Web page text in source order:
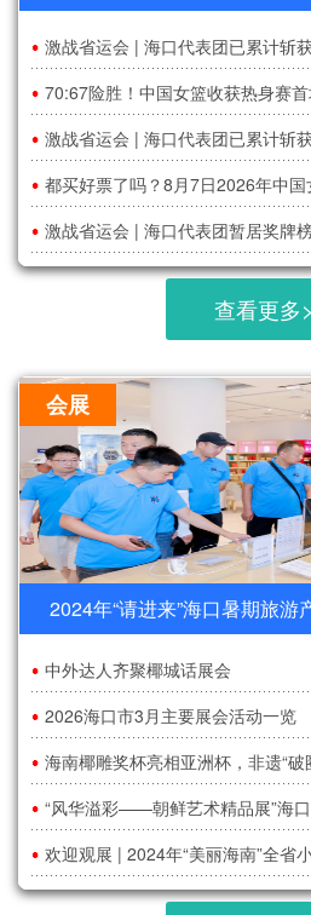
激战省运会 | 海口代表团已累计斩
70:67险胜！中国女篮收获热身赛
激战省运会 | 海口代表团已累计斩
都买好票了吗？8月7日2026年中
激战省运会 | 海口代表团暂居奖牌
查看更多
会展
2024年“请进来”海口暑期旅
中外达人齐聚椰城话展会
2026海口市3月主要展会活动一览
海南椰雕奖杯亮相亚洲杯，非遗“破
“风华溢彩——朝鲜艺术精品展”海
欢迎观展 | 2024年“美丽海南”全省